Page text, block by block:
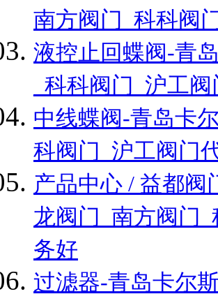
南方阀门_科科阀
液控止回蝶阀-青
_科科阀门_沪工
中线蝶阀-青岛卡
科阀门_沪工阀门
产品中心 / 益都阀
龙阀门_南方阀门
务好
过滤器-青岛卡尔